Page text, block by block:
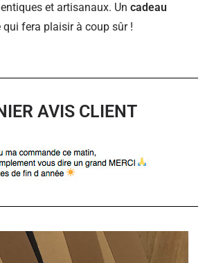
et artisanaux. Un cadeau
qui fera plaisir à coup sûr !
AVIS CLIENT